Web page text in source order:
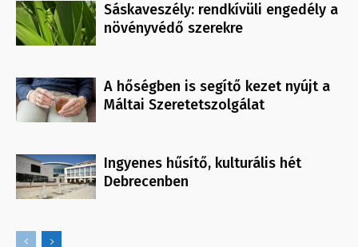
Sáskaveszély: rendkívüli engedély a
növényvédő szerekre
A hőségben is segítő kezet nyújt a
Máltai Szeretetszolgálat
Ingyenes hűsítő, kulturális hét
Debrecenben